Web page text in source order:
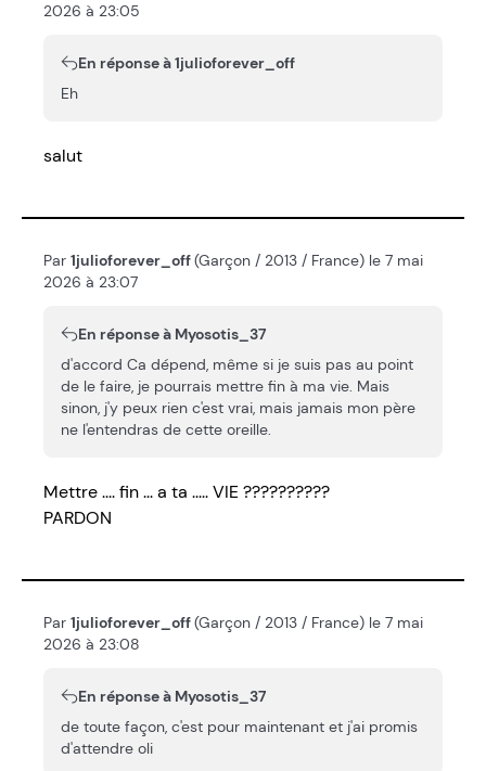
2026 à 23:05
En réponse à 1julioforever_off
Eh
salut
Par 1julioforever_off(Garçon / 2013 / France) le 7 mai
2026 à 23:07
En réponse à Myosotis_37
d'accord Ca dépend, même si je suis pas au point
de le faire, je pourrais mettre fin à ma vie. Mais
sinon, j'y peux rien c'est vrai, mais jamais mon père
ne l'entendras de cette oreille.
Mettre .... fin ... a ta ..... VIE ??????????
PARDON
Par 1julioforever_off(Garçon / 2013 / France) le 7 mai
2026 à 23:08
En réponse à Myosotis_37
de toute façon, c'est pour maintenant et j'ai promis
d'attendre oli